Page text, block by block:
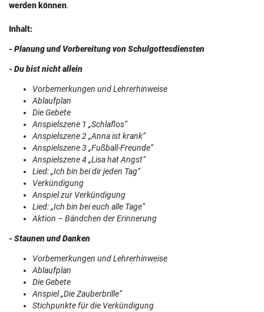
werden können.
Inhalt:
- Planung und Vorbereitung von Schulgottesdiensten
- Du bist nicht allein
Vorbemerkungen und Lehrerhinweise
Ablaufplan
Die Gebete
Anspielszene 1 „Schlaflos“
Anspielszene 2 „Anna ist krank“
Anspielszene 3 „Fußball-Freunde“
Anspielszene 4 „Lisa hat Angst“
Lied: „Ich bin bei dir jeden Tag“
Verkündigung
Anspiel zur Verkündigung
Lied: „Ich bin bei euch alle Tage“
Aktion – Bändchen der Erinnerung
- Staunen und Danken
Vorbemerkungen und Lehrerhinweise
Ablaufplan
Die Gebete
Anspiel „Die Zauberbrille“
Stichpunkte für die Verkündigung